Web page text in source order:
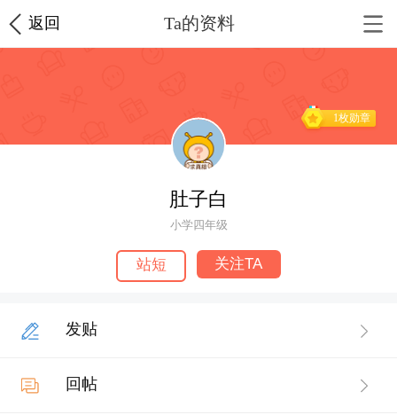
返回 Ta的资料
1枚勋章
肚子白
小学四年级
站短 关注TA
发贴
回帖